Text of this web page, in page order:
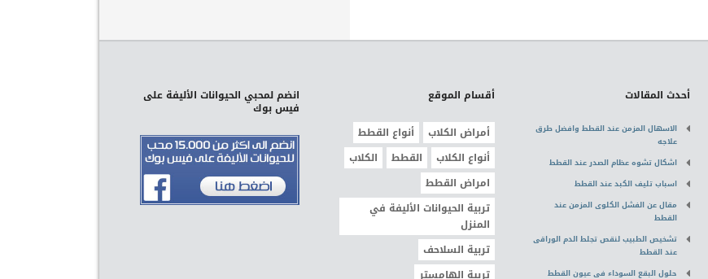
أحدث المقالات
الاسهال المزمن عند القطط وافضل طرق
علاجه
اشكال تشوه عظام الصدر عند القطط
اسباب تليف الكبد عند القطط
مقال عن الفشل الكلوى المزمن عند
القطط
تشخيص الطبيب لنقص تجلط الدم الوراقى
عند القطط
حلول البقع السوداء فى عيون القطط
أقسام الموقع
أمراض الكلاب
أنواع القطط
أنواع الكلاب
القطط
الكلاب
امراض القطط
تربية الحيوانات الأليفة في
المنزل
تربية السلاحف
تربية الهامستر
انضم لمحبي الحيوانات الأليفة على
فيس بوك